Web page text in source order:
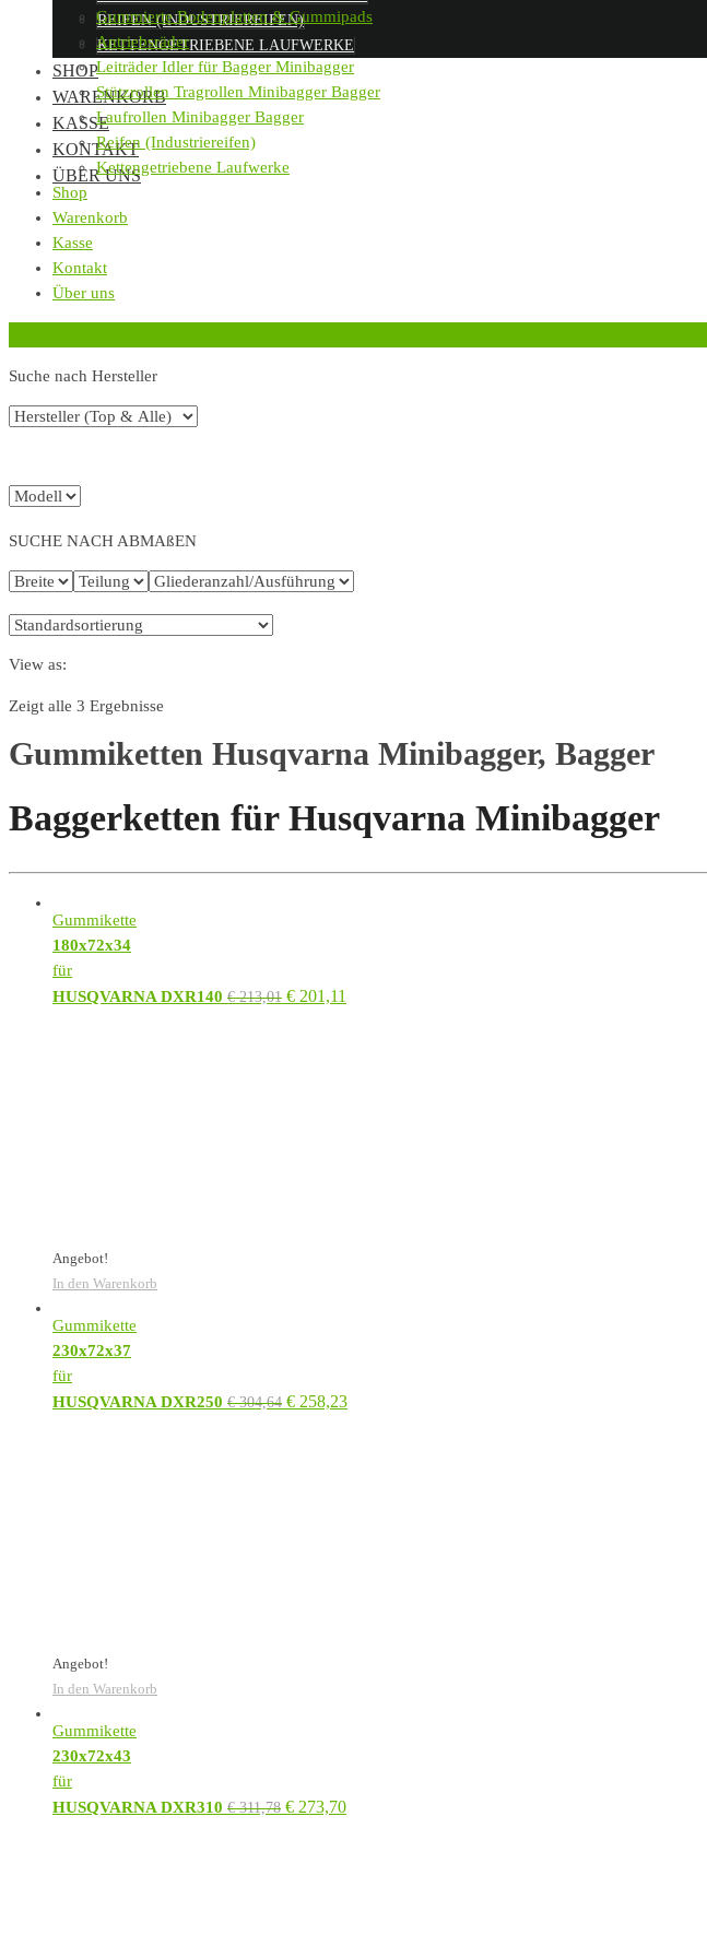
REIFEN (INDUSTRIEREIFEN)
KETTENGETRIEBENE LAUFWERKE
SHOP
WARENKORB
KASSE
KONTAKT
ÜBER UNS
Gummierte Bodenplatten & Gummipads
Antriebsräder
Leiträder Idler für Bagger Minibagger
Stützrollen Tragrollen Minibagger Bagger
Laufrollen Minibagger Bagger
Reifen (Industriereifen)
Kettengetriebene Laufwerke
Shop
Warenkorb
Kasse
Kontakt
Über uns
Suche nach Hersteller
SUCHE NACH ABMAßEN
View as:
Zeigt alle 3 Ergebnisse
Gummiketten Husqvarna Minibagger, Bagger
Baggerketten für Husqvarna Minibagger
Gummikette
180x72x34
für
HUSQVARNA DXR140 €213,01 € 201,11
Angebot!
In den Warenkorb
Gummikette
230x72x37
für
HUSQVARNA DXR250 €304,64 € 258,23
Angebot!
In den Warenkorb
Gummikette
230x72x43
für
HUSQVARNA DXR310 €311,78 € 273,70